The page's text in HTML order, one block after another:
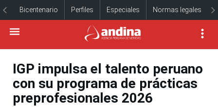
Bicentenario Perfiles Especiales Normas legales
IGP impulsa el talento peruano
con su programa de prácticas
preprofesionales 2026